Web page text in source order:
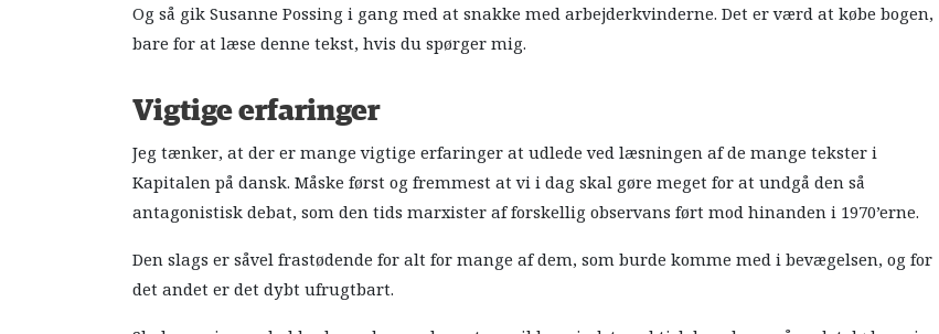
Og så gik Susanne Possing i gang med at snakke med arbejderkvinderne. Det er værd at købe bogen,
bare for at læse denne tekst, hvis du spørger mig.
Vigtige erfaringer
Jeg tænker, at der er mange vigtige erfaringer at udlede ved læsningen af de mange tekster i
Kapitalen på dansk. Måske først og fremmest at vi i dag skal gøre meget for at undgå den så
antagonistisk debat, som den tids marxister af forskellig observans ført mod hinanden i 1970’erne.
Den slags er såvel frastødende for alt for mange af dem, som burde komme med i bevægelsen, og for
det andet er det dybt ufrugtbart.